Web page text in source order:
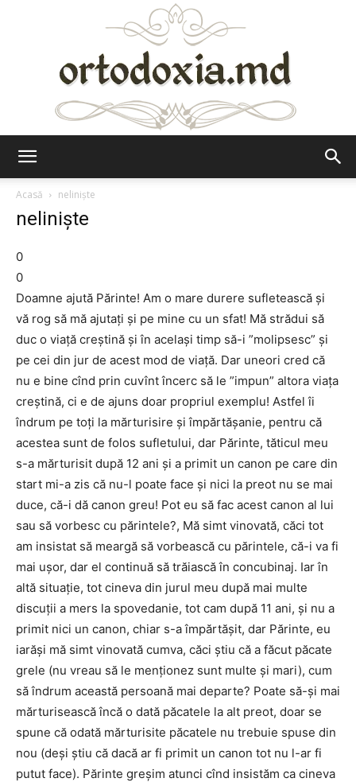
Acasă
neliniște
neliniște
0
0
Doamne ajută Părinte! Am o mare durere sufletească și
vă rog să mă ajutați și pe mine cu un sfat! Mă strădui să
duc o viață creștină și în același timp să-i ”molipsesc” și
pe cei din jur de acest mod de viață. Dar uneori cred că
nu e bine cînd prin cuvînt încerc să le ”impun” altora viața
creștină, ci e de ajuns doar propriul exemplu! Astfel îi
îndrum pe toți la mărturisire și împărtășanie, pentru că
acestea sunt de folos sufletului, dar Părinte, tăticul meu
s-a mărturisit după 12 ani și a primit un canon pe care din
start mi-a zis că nu-l poate face și nici la preot nu se mai
duce, că-i dă canon greu! Pot eu să fac acest canon al lui
sau să vorbesc cu părintele?, Mă simt vinovată, căci tot
am insistat să meargă să vorbească cu părintele, că-i va fi
mai ușor, dar el continuă să trăiască în concubinaj. Iar în
altă situație, tot cineva din jurul meu după mai multe
discuții a mers la spovedanie, tot cam după 11 ani, și nu a
primit nici un canon, chiar s-a împărtășit, dar Părinte, eu
iarăși mă simt vinovată cumva, căci știu că a făcut păcate
grele (nu vreau să le menționez sunt multe și mari), cum
să îndrum această persoană mai departe? Poate să-și mai
mărturisească încă o dată păcatele la alt preot, doar se
spune că odată mărturisite păcatele nu trebuie spuse din
nou (deși știu că dacă ar fi primit un canon tot nu l-ar fi
putut face). Părinte greșim atunci cînd insistăm ca cineva